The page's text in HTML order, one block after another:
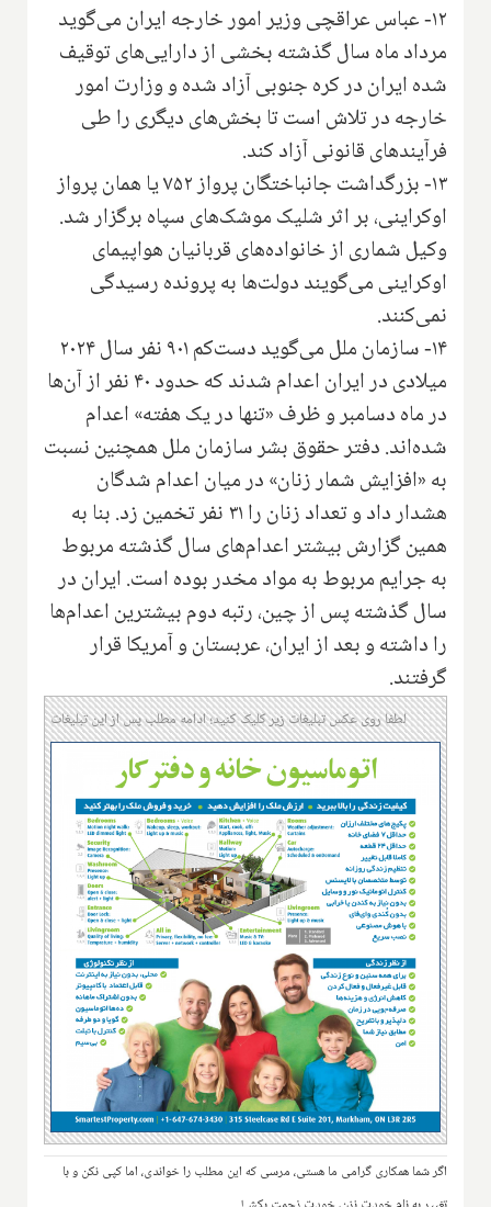
۱۲- عباس عراقچی وزیر امور خارجه ایران می‌گوید
مرداد ماه سال گذشته بخشی از دارایی‌های توقیف
شده ایران در کره جنوبی آزاد شده و وزارت امور
خارجه در تلاش است تا بخش‌های دیگری را طی
فرآیندهای قانونی آزاد کند.
۱۳- بزرگداشت جانباختگان پرواز ۷۵۲ یا همان پرواز
اوکراینی، بر اثر شلیک موشک‌های سپاه برگزار شد.
وکیل شماری از خانواده‌های قربانیان هواپیمای
اوکراینی می‌گویند دولت‌ها به پرونده رسیدگی
نمی‌کنند.
۱۴- سازمان ملل می‌گوید دست‌کم ۹۰۱ نفر سال ۲۰۲۴
میلادی در ایران اعدام شدند که حدود ۴۰ نفر از آن‌ها
در ماه دسامبر و ظرف «تنها در یک هفته» اعدام
شده‌اند. دفتر حقوق بشر سازمان ملل همچنین نسبت
به «افزایش شمار زنان» در میان اعدام شدگان
هشدار داد و تعداد زنان را ۳۱ نفر تخمین زد. بنا به
همین گزارش بیشتر اعدام‌های سال گذشته مربوط
به جرایم مربوط به مواد مخدر بوده است. ایران در
سال گذشته پس از چین، رتبه دوم بیشترین اعدام‌ها
را داشته و بعد از ایران، عربستان و آمریکا قرار
گرفتند.
لطفا روی عکس تبلیغات زیر کلیک کنید؛ ادامه مطلب پس از این تبلیغات
اگر شما همکاری گرامی ما هستی، مرسی که این مطلب را خواندی، اما کپی نکن و با